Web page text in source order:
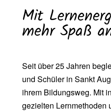
Mit
mehr Spaß
Seit über 25 Jahren
und Schüler in Sankt
ihrem Bildungsweg. Mit
gezielten Lernmethoden